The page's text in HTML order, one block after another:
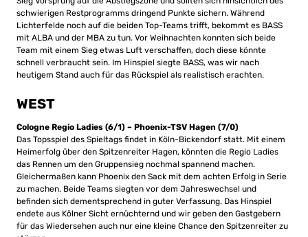
schwierigen Restprogramms dringend Punkte sichern. Während
Lichterfelde noch auf die beiden Top-Teams trifft, bekommt es BASS
mit ALBA und der MBA zu tun. Vor Weihnachten konnten sich beide
Team mit einem Sieg etwas Luft verschaffen, doch diese könnte
schnell verbraucht sein. Im Hinspiel siegte BASS, was wir nach
heutigem Stand auch für das Rückspiel als realistisch erachten.
WEST
Cologne Regio Ladies (6/1) – Phoenix-TSV Hagen (7/0)
Das Topsspiel des Spieltags findet in Köln-Bickendorf statt. Mit einem
Heimerfolg über den Spitzenreiter Hagen, könnten die Regio Ladies
das Rennen um den Gruppensieg nochmal spannend machen.
Gleichermaßen kann Phoenix den Sack mit dem achten Erfolg in Serie
zu machen. Beide Teams siegten vor dem Jahreswechsel und
befinden sich dementsprechend in guter Verfassung. Das Hinspiel
endete aus Kölner Sicht ernüchternd und wir geben den Gastgebern
für das Wiedersehen auch nur eine kleine Chance den Spitzenreiter zu